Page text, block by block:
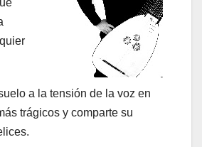
a la tensión de la voz en
trágicos y comparte su